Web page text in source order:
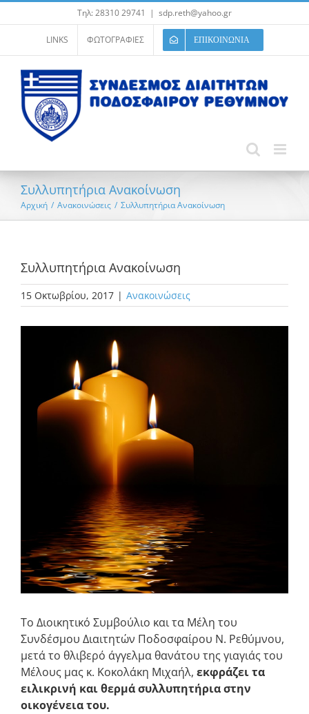
στο
περιεχόμενο
Τηλ: 28310 29741 | sdp.reth@yahoo.gr
LINKS ΦΩΤΟΓΡΑΦΙΕΣ ΕΠΙΚΟΙΝΩΝΙΑ
Συλλυπητήρια Ανακοίνωση
Αρχική / Ανακοινώσεις / Συλλυπητήρια Ανακοίνωση
Συλλυπητήρια Ανακοίνωση
15 Οκτωβρίου, 2017 | Ανακοινώσεις
Το Διοικητικό Συμβούλιο και τα Μέλη του
Συνδέσμου Διαιτητών Ποδοσφαίρου Ν. Ρεθύμνου,
μετά το θλιβερό άγγελμα θανάτου της γιαγιάς του
Μέλους μας κ. Κοκολάκη Μιχαήλ, εκφράζει τα
ειλικρινή και θερμά συλλυπητήρια στην
οικογένεια του.